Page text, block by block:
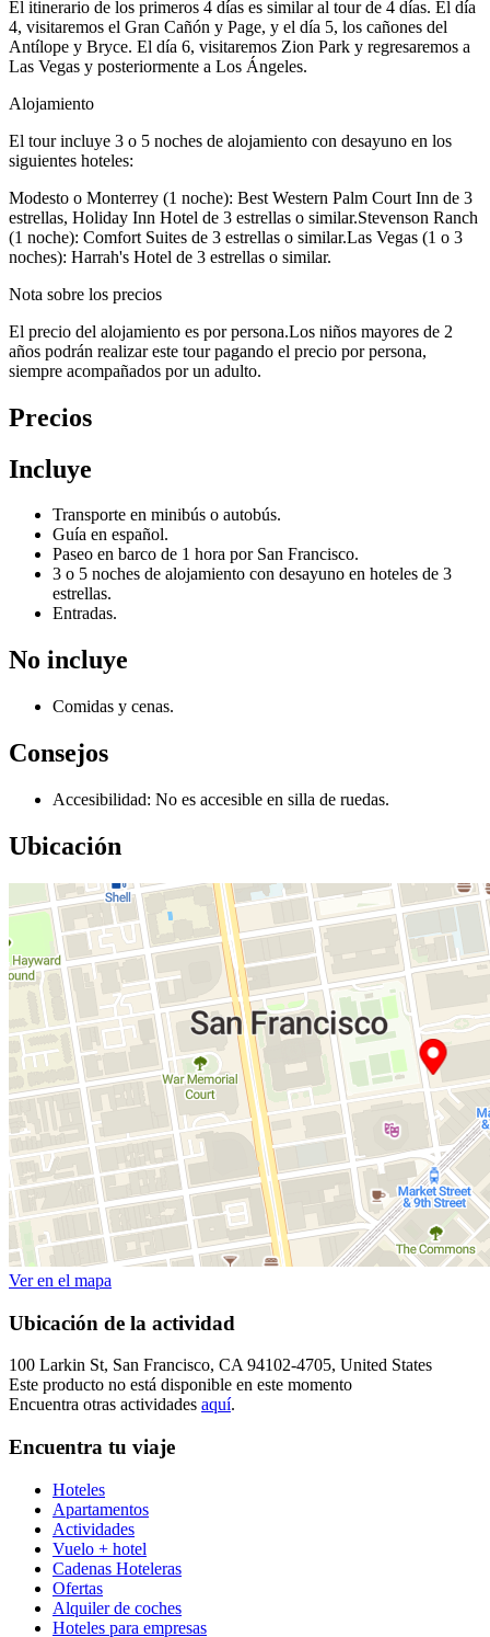
El itinerario de los primeros 4 días es similar al tour de 4 días. El día
4, visitaremos el Gran Cañón y Page, y el día 5, los cañones del
Antílope y Bryce. El día 6, visitaremos Zion Park y regresaremos a
Las Vegas y posteriormente a Los Ángeles.
Alojamiento
El tour incluye 3 o 5 noches de alojamiento con desayuno en los
siguientes hoteles:
Modesto o Monterrey (1 noche): Best Western Palm Court Inn de 3
estrellas, Holiday Inn Hotel de 3 estrellas o similar.Stevenson Ranch
(1 noche): Comfort Suites de 3 estrellas o similar.Las Vegas (1 o 3
noches): Harrah's Hotel de 3 estrellas o similar.
Nota sobre los precios
El precio del alojamiento es por persona.Los niños mayores de 2
años podrán realizar este tour pagando el precio por persona,
siempre acompañados por un adulto.
Precios
Incluye
Transporte en minibús o autobús.
Guía en español.
Paseo en barco de 1 hora por San Francisco.
3 o 5 noches de alojamiento con desayuno en hoteles de 3
estrellas.
Entradas.
No incluye
Comidas y cenas.
Consejos
Accesibilidad: No es accesible en silla de ruedas.
Ubicación
Ver en el mapa
Ubicación de la actividad
100 Larkin St, San Francisco, CA 94102-4705, United States
Este producto no está disponible en este momento
Encuentra otras actividades aquí.
Encuentra tu viaje
Hoteles
Apartamentos
Actividades
Vuelo + hotel
Cadenas Hoteleras
Ofertas
Alquiler de coches
Hoteles para empresas